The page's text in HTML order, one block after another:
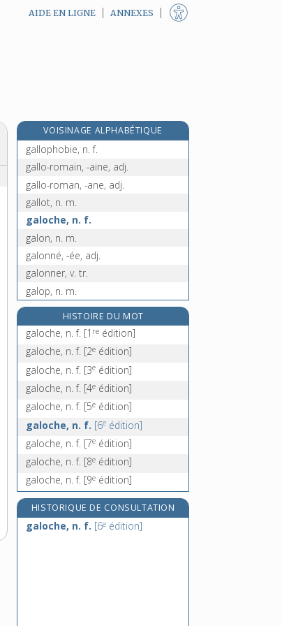
AIDE EN LIGNE ANNEXES
VOISINAGE ALPHABÉTIQUE
gallophobe, adj.
gallophobie, n. f.
gallo-romain, -aine, adj.
gallo-roman, -ane, adj.
gallot, n. m.
galoche, n. f.
galon, n. m.
galonné, -ée, adj.
galonner, v. tr.
galop, n. m.
galopade, n. f.
galopant, -ante, adj.
galopeur, -euse, n.
galopin, n. m.
HISTOIRE DU MOT
galoche, n. f. [1 re édition]
galoche, n. f. [2e édition]
galoche, n. f. [3e édition]
galoche, n. f. [4e édition]
galoche, n. f. [5e édition]
galoche, n. f. [6e édition]
galoche, n. f. [7e édition]
galoche, n. f. [8e édition]
galoche, n. f. [9e édition]
HISTORIQUE DE CONSULTATION
galoche, n. f. [6e édition]